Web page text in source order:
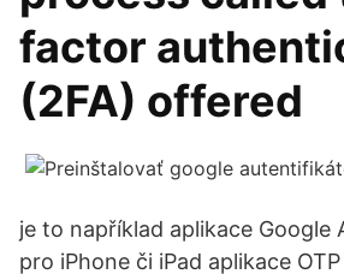
factor
(2FA) offered
je to například aplikace Google
pro iPhone či iPad aplikace